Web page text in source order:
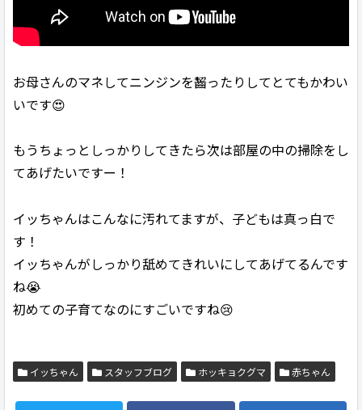
お母さんのマネしてニンジンを齧ったりしてとてもかわい
いです😍
もうちょっとしっかりしてきたら次は部屋の中の掃除をし
てあげたいですー！
イッちゃんはこんなに汚れてますが、子どもは真っ白で
す！
イッちゃんがしっかり舐めてきれいにしてあげてるんです
ね😭
初めての子育てなのにすごいですね😢
イッちゃん スタッフブログ ホッキョクグマ 赤ちゃん